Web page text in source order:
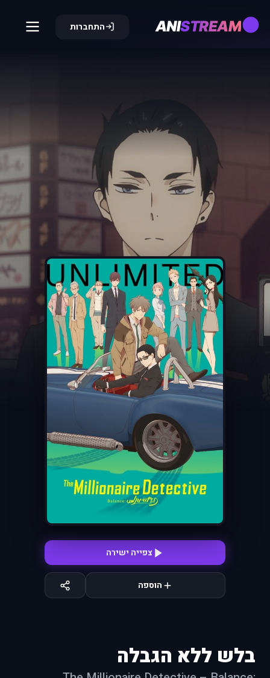
ANISTREAM התחברות
צפייה ישירה
הוספה
בלש ללא הגבלה